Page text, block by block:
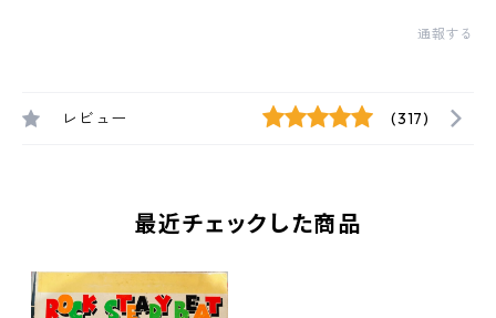
通報する
レビュー (317)
最近チェックした商品